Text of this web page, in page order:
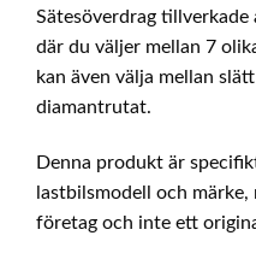
Sätesöverdrag
där du väljer mellan 7
kan även välja mellan
diamantrutat.
Denna produkt är
lastbilsmodell och
företag och inte ett